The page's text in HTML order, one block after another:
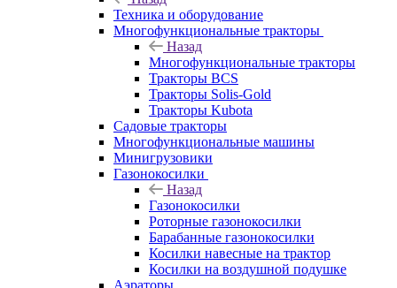
Техника и оборудование
Многофункциональные тракторы
Назад
Многофункциональные тракторы
Тракторы BCS
Тракторы Solis-Gold
Тракторы Kubota
Садовые тракторы
Многофункциональные машины
Минигрузовики
Газонокосилки
Назад
Газонокосилки
Роторные газонокосилки
Барабанные газонокосилки
Косилки навесные на трактор
Косилки на воздушной подушке
Аэраторы